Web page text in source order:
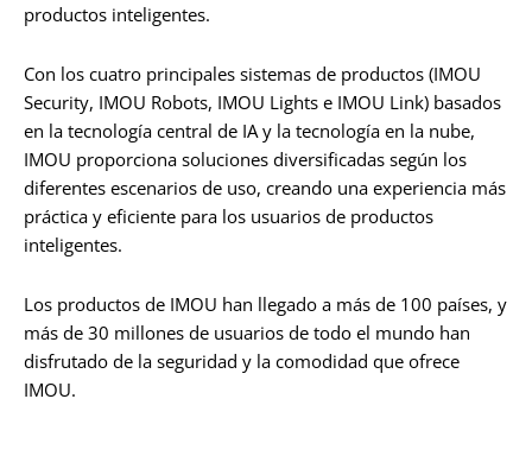
productos inteligentes.
Con los cuatro principales sistemas de productos (IMOU
Security, IMOU Robots, IMOU Lights e IMOU Link) basados
en la tecnología central de IA y la tecnología en la nube,
IMOU proporciona soluciones diversificadas según los
diferentes escenarios de uso, creando una experiencia más
práctica y eficiente para los usuarios de productos
inteligentes.
Los productos de IMOU han llegado a más de 100 países, y
más de 30 millones de usuarios de todo el mundo han
disfrutado de la seguridad y la comodidad que ofrece
IMOU.